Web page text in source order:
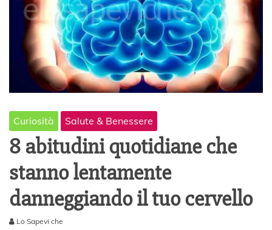
Curiosità Salute & Benessere
8 abitudini quotidiane che
stanno lentamente
danneggiando il tuo cervello
Lo Sapevi che